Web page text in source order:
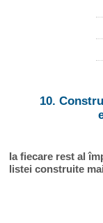
10.
Ia fiecare rest al
listei construite